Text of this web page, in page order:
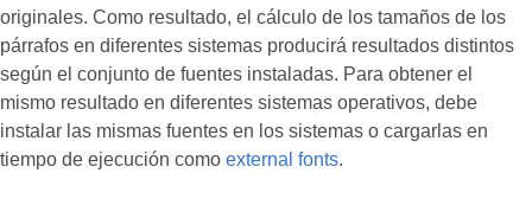
originales. Como resultado, el cálculo de los tamaños de los
párrafos en diferentes sistemas producirá resultados distintos
según el conjunto de fuentes instaladas. Para obtener el
mismo resultado en diferentes sistemas operativos, debe
instalar las mismas fuentes en los sistemas o cargarlas en
tiempo de ejecución como external fonts.